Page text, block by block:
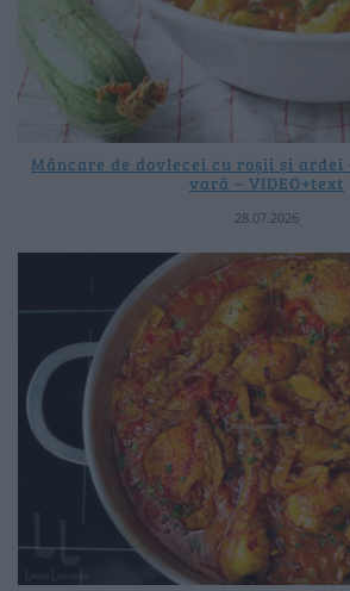
Mâncare de dovlecei cu roșii și ardei
vară – VIDEO+text
28.07.2026